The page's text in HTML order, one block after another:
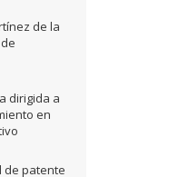
de la
dirigida a
en
de patente